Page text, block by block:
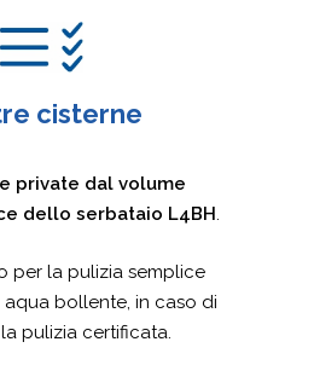
cisterne
private dal volume
dello serbataio L4BH.
per la pulizia semplice
bollente, in caso di
pulizia certificata.